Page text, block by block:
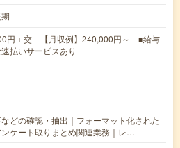
円＋交 【月収例】240,000円～ ■給与
払いサービスあり
どの確認・抽出｜フォーマット化された
ケート取りまとめ関連業務｜レ…